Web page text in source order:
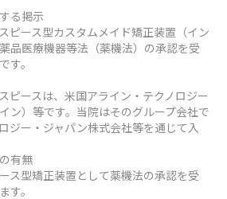
る掲示
ピース型カスタムメイド矯正装置（イン
品医療機器等法（薬機法）の承認を受
す。
ピースは、米国アライン・テクノロジー
ン）等です。当院はそのグループ会社で
ジー・ジャパン株式会社等を通じて入
有無
ス型矯正装置として薬機法の承認を受
す。